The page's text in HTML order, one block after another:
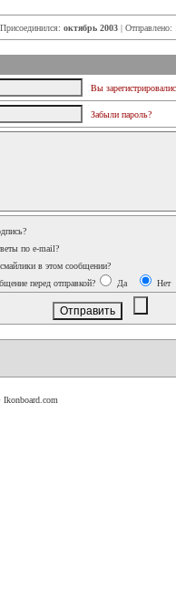
октябрь 2003 | Отправлено:
Вы
Забыли пароль?
по e-mail?
смайлики в этом сообщении?
перед отправкой?
Да Нет
Ikonboard.com